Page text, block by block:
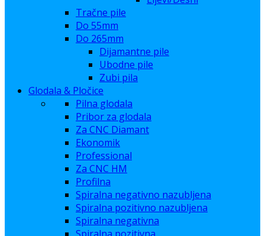
Tračne pile
Do 55mm
Do 265mm
Dijamantne pile
Ubodne pile
Zubi pila
Glodala & Pločice
Pilna glodala
Pribor za glodala
Za CNC Diamant
Ekonomik
Professional
Za CNC HM
Profilna
Spiralna negativno nazubljena
Spiralna pozitivno nazubljena
Spiralna negativna